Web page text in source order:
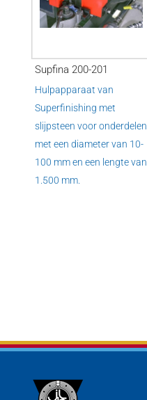
Supfina 200-201
Hulpapparaat van
Superfinishing met
slijpsteen voor onderdelen
met een diameter van 10-
100 mm en een lengte van
1.500 mm.